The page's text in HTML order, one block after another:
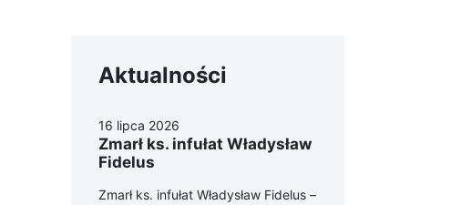
Aktualności
16 lipca 2026
Zmarł ks. infułat Władysław
Fidelus
Zmarł ks. infułat Władysław Fidelus –